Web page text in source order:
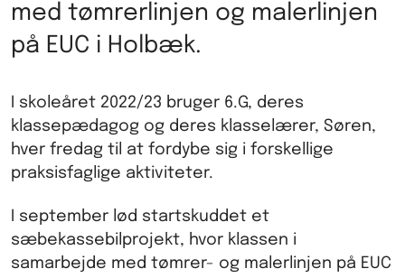
med tømrerlinjen og malerlinjen
på EUC i Holbæk.
I skoleåret 2022/23 bruger 6.G, deres
klassepædagog og deres klasselærer, Søren,
hver fredag til at fordybe sig i forskellige
praksisfaglige aktiviteter.
I september lød startskuddet et
sæbekassebilprojekt, hvor klassen i
samarbejde med tømrer- og malerlinjen på EUC